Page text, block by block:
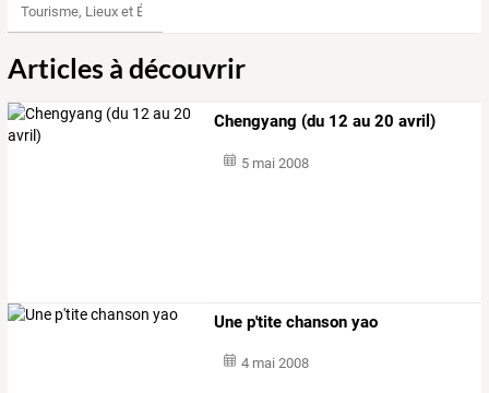
Tourisme, Lieux et Événements
Articles à découvrir
Chengyang (du 12 au 20 avril)
5 mai 2008
Une p'tite chanson yao
4 mai 2008